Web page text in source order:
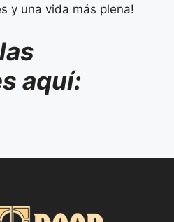
y una vida más plena!
aquí: